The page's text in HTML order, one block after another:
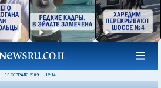
03 ФЕВРАЛЯ 2009 12:14